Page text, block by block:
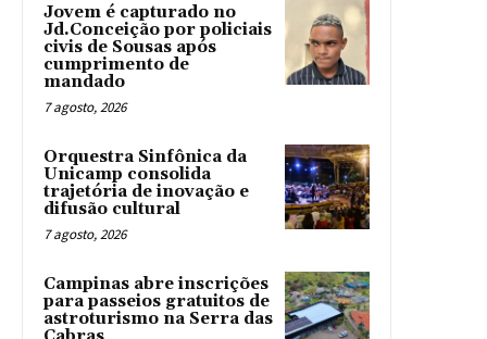
Jovem é capturado no
Jd.Conceição por policiais
civis de Sousas após
cumprimento de
mandado
7 agosto, 2026
Orquestra Sinfônica da
Unicamp consolida
trajetória de inovação e
difusão cultural
7 agosto, 2026
Campinas abre inscrições
para passeios gratuitos de
astroturismo na Serra das